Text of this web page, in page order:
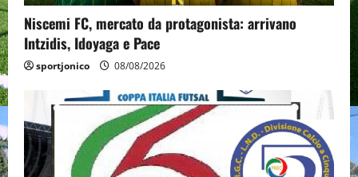
Niscemi FC, mercato da protagonista: arrivano
Intzidis, Idoyaga e Pace
sportjonico 08/08/2026